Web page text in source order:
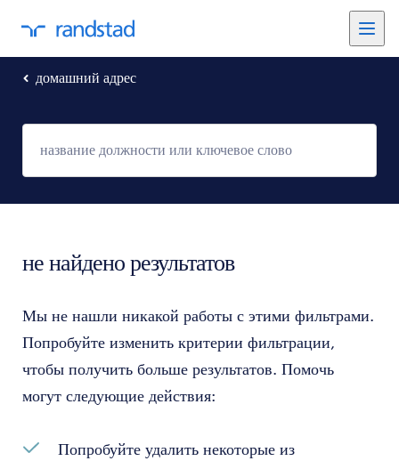
домашний адрес
не найдено результатов
Мы не нашли никакой работы с этими фильтрами.
Попробуйте изменить критерии фильтрации,
чтобы получить больше результатов. Помочь
могут следующие действия:
Попробуйте удалить некоторые из